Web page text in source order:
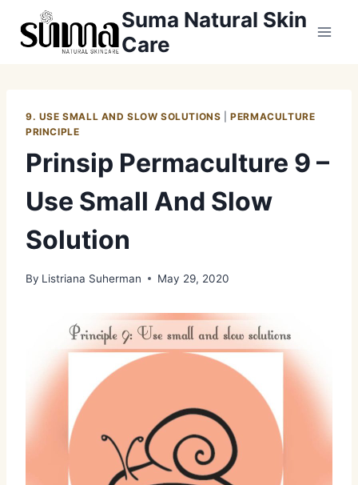
Suma Natural Skin
Care
9. USE SMALL AND SLOW SOLUTIONS |PERMACULTURE
PRINCIPLE
Prinsip Permaculture 9 –
Use Small And Slow
Solution
By Listriana Suherman May 29, 2020